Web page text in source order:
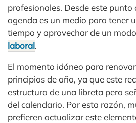
profesionales. Desde este punto
agenda es un medio para tener
tiempo y aprovechar de un
laboral.
El momento idóneo para
principios de año, ya que este
estructura de una libreta pero
del calendario. Por esta razón,
prefieren actualizar este